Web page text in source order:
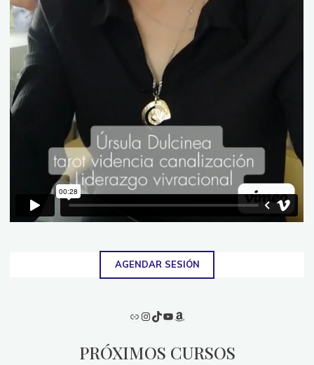
AGENDAR SESIÓN
Enlace
Instagram
TikTok
YouTube
Amazon
PRÓXIMOS CURSOS